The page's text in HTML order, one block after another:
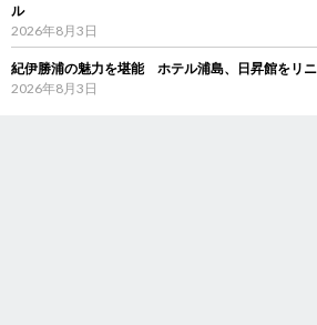
ル
2026年8月3日
紀伊勝浦の魅力を堪能 ホテル浦島、日昇館をリ
2026年8月3日